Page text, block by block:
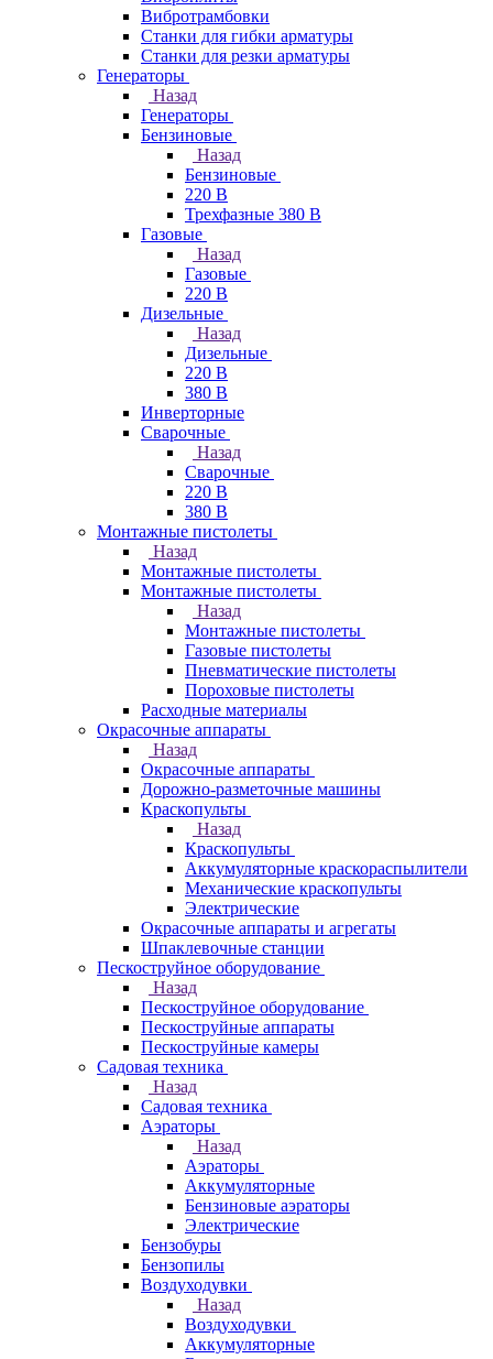
Вибротрамбовки
Станки для гибки арматуры
Станки для резки арматуры
Генераторы
Назад
Генераторы
Бензиновые
Назад
Бензиновые
220 В
Трехфазные 380 В
Газовые
Назад
Газовые
220 В
Дизельные
Назад
Дизельные
220 В
380 В
Инверторные
Сварочные
Назад
Сварочные
220 В
380 В
Монтажные пистолеты
Назад
Монтажные пистолеты
Монтажные пистолеты
Назад
Монтажные пистолеты
Газовые пистолеты
Пневматические пистолеты
Пороховые пистолеты
Расходные материалы
Окрасочные аппараты
Назад
Окрасочные аппараты
Дорожно-разметочные машины
Краскопульты
Назад
Краскопульты
Аккумуляторные краскораспылители
Механические краскопульты
Электрические
Окрасочные аппараты и агрегаты
Шпаклевочные станции
Пескоструйное оборудование
Назад
Пескоструйное оборудование
Пескоструйные аппараты
Пескоструйные камеры
Садовая техника
Назад
Садовая техника
Аэраторы
Назад
Аэраторы
Аккумуляторные
Бензиновые аэраторы
Электрические
Бензобуры
Бензопилы
Воздуходувки
Назад
Воздуходувки
Аккумуляторные